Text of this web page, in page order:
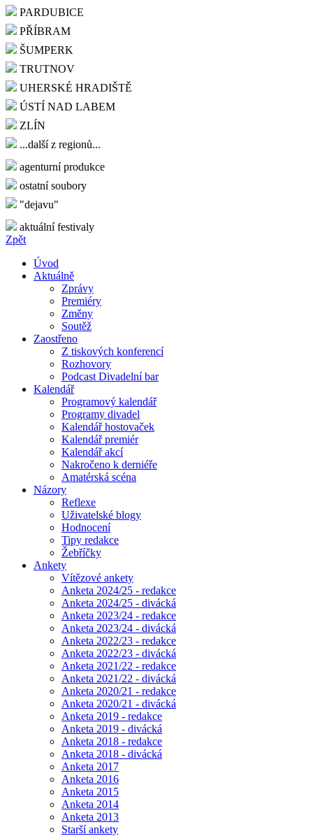
PARDUBICE
PŘÍBRAM
ŠUMPERK
TRUTNOV
UHERSKÉ HRADIŠTĚ
ÚSTÍ NAD LABEM
ZLÍN
...další z regionů...
agenturní produkce
ostatní soubory
"dejavu"
aktuální festivaly
Zpět
Úvod
Aktuálně
Zprávy
Premiéry
Změny
Soutěž
Zaostřeno
Z tiskových konferencí
Rozhovory
Podcast Divadelní bar
Kalendář
Programový kalendář
Programy divadel
Kalendář hostovaček
Kalendář premiér
Kalendář akcí
Nakročeno k derniéře
Amatérská scéna
Názory
Reflexe
Uživatelské blogy
Hodnocení
Tipy redakce
Žebříčky
Ankety
Vítězové ankety
Anketa 2024/25 - redakce
Anketa 2024/25 - divácká
Anketa 2023/24 - redakce
Anketa 2023/24 - divácká
Anketa 2022/23 - redakce
Anketa 2022/23 - divácká
Anketa 2021/22 - redakce
Anketa 2021/22 - divácká
Anketa 2020/21 - redakce
Anketa 2020/21 - divácká
Anketa 2019 - redakce
Anketa 2019 - divácká
Anketa 2018 - redakce
Anketa 2018 - divácká
Anketa 2017
Anketa 2016
Anketa 2015
Anketa 2014
Anketa 2013
Starší ankety